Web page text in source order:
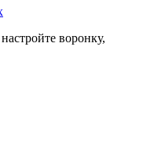
воронку,